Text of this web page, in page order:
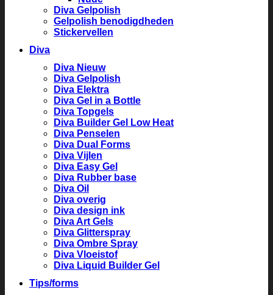
Diva Gelpolish
Gelpolish benodigdheden
Stickervellen
Diva
Diva Nieuw
Diva Gelpolish
Diva Elektra
Diva Gel in a Bottle
Diva Topgels
Diva Builder Gel Low Heat
Diva Penselen
Diva Dual Forms
Diva Vijlen
Diva Easy Gel
Diva Rubber base
Diva Oil
Diva overig
Diva design ink
Diva Art Gels
Diva Glitterspray
Diva Ombre Spray
Diva Vloeistof
Diva Liquid Builder Gel
Tips/forms